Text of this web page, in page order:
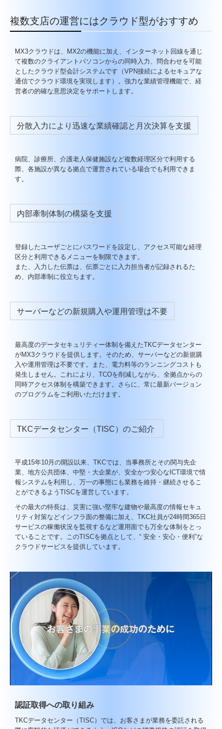
複数支店の運営にはクラウド型がおすすめ
MX3クラウドは、MX2の機能に加え、インターネット回線を通じ
て複数のクライアントパソコンからの同時入力、問合わせを可能
としたクラウド型会計システムです（VPN接続によるセキュアな
通信でクラウド環境を実現します）。強力な業績管理機能で、経
営者の的確な意思決定をサポートします。
分散入力により迅速な業績確認と月次決算を支援
病院、診療所、介護老人保健施設など複数経理区分で利用する
際、各施設が異なる拠点で運営されている場合でも利用できま
す。
内部牽制体制の構築を支援
登録したユーザごとにパスワードを設定し、アクセス可能な経理
区分と利用できるメニューを制限できます。
また、入力した伝票は、伝票ごとに入力担当者が記録されるた
め、内部牽制に役立ちます。
サーバーなどの新規購入や運用管理は不要
最高度のデータセキュリティー体制を備えたTKCデータセンター
がMX3クラウドを提供します。そのため、サーバーなどの新規購
入や運用管理は不要です。また、電力料等のランニングコストも
発生しません。これにより、TCOを削減しながら、全拠点からの
同時アクセス体制を構築できます。さらに、常に最新バージョン
のプログラムをご利用いただけます。
TKCデータセンター（TISC）のご紹介
平成15年10月の開設以来、TKCでは、当事務所とその関与先企
業、地方公共団体、中堅・大企業が、安全かつ安心なICT環境で情
報システムを利用し、万一の事態にも業務を維持・継続させるこ
とができるようTISCを運営しています。
その最大の特長は、災害に強い堅牢な建物や最高度の情報セキュ
リティ対策などインフラ面の整備に加え、TKC社員が24時間365日
サービスの稼働状況を監視するなど運用面でも万全な体制をとっ
ていることです。このTISCを拠点として、“ 安全・安心・便利”な
クラウドサービスを提供しています。
認証取得への取り組み
TKCデータセンター（TISC）では、お客さまが業務を委託される